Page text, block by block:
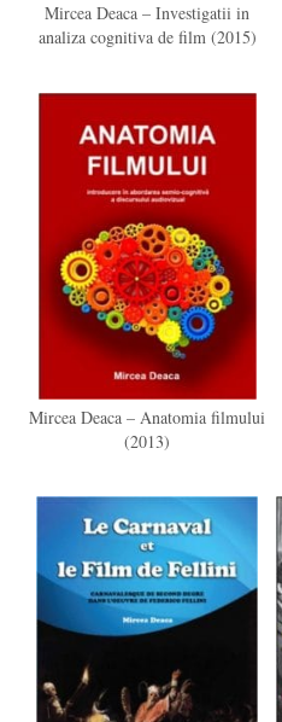
Mircea Deaca – Investigatii in
analiza cognitiva de film (2015)
Mircea Deaca – Anatomia filmului
(2013)